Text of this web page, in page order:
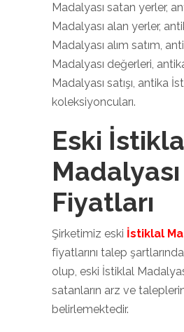
Madalyası satan yerler,
Madalyası alan yerler,
Madalyası alım satım,
Madalyası değerleri,
Madalyası satışı, antika
koleksiyoncuları.
Eski
Madalyası
Fiyatları
Şirketimiz eski İstiklal
fiyatlarını talep
olup, eski İstiklal
satanların arz ve
belirlemektedir.